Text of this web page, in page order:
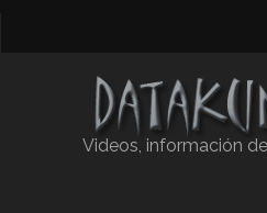
Videos, información